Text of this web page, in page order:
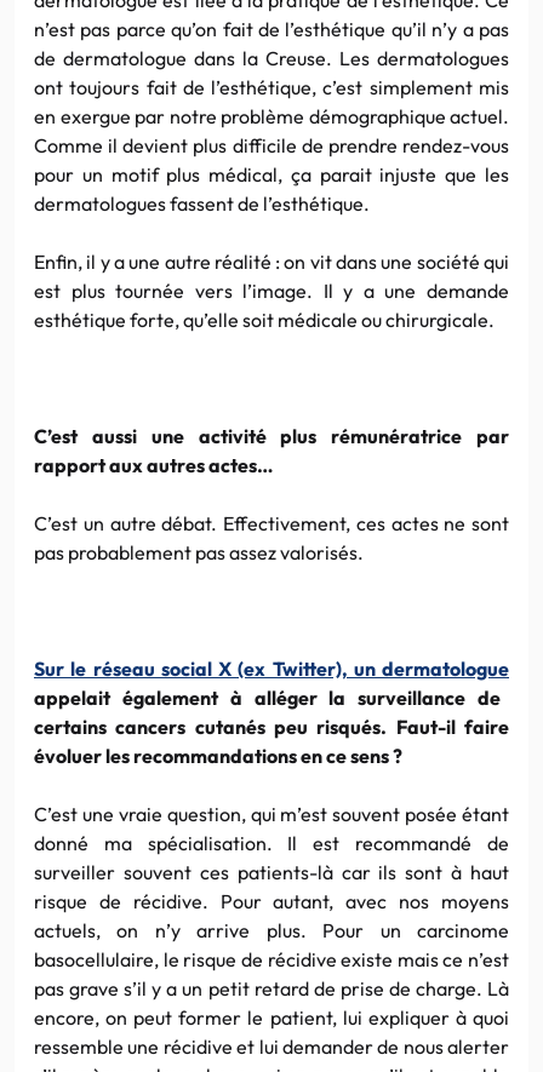
n’est pas parce qu’on fait de l’esthétique qu’il n’y a pas
de dermatologue dans la Creuse. Les dermatologues
ont toujours fait de l’esthétique, c’est simplement mis
en exergue par notre problème démographique actuel.
Comme il devient plus difficile de prendre rendez-vous
pour un motif plus médical, ça parait injuste que les
dermatologues fassent de l’esthétique.
Enfin, il y a une autre réalité : on vit dans une société qui
est plus tournée vers l’image. Il y a une demande
esthétique forte, qu’elle soit médicale ou chirurgicale.
C’est aussi une activité plus rémunératrice par
rapport aux autres actes…
C’est un autre débat. Effectivement, ces actes ne sont
pas probablement pas assez valorisés.
Sur le réseau social X (ex Twitter), un dermatologue
appelait également à alléger la surveillance de
certains cancers cutanés peu risqués. Faut-il faire
évoluer les recommandations en ce sens ?
C’est une vraie question, qui m’est souvent posée étant
donné ma spécialisation. Il est recommandé de
surveiller souvent ces patients-là car ils sont à haut
risque de récidive. Pour autant, avec nos moyens
actuels, on n’y arrive plus. Pour un carcinome
basocellulaire, le risque de récidive existe mais ce n’est
pas grave s’il y a un petit retard de prise de charge. Là
encore, on peut former le patient, lui expliquer à quoi
ressemble une récidive et lui demander de nous alerter